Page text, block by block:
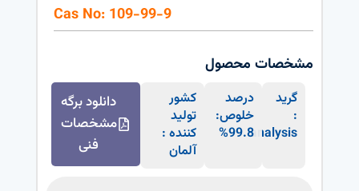
Cas No: 109-99-9
مشخصات محصول
گرید
:
analysis
درصد
خلوص:
99.8%
کشور
تولید
کننده :
آلمان
دانلود برگه
مشخصات
فنی